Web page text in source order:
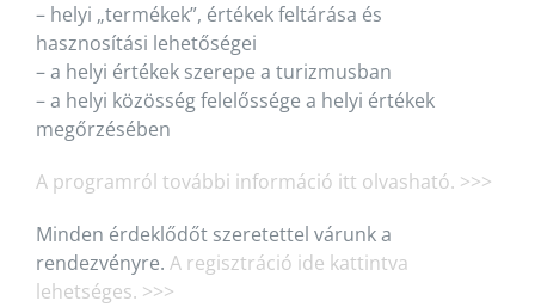
– helyi „termékek”, értékek feltárása és
hasznosítási lehetőségei
– a helyi értékek szerepe a turizmusban
– a helyi közösség felelőssége a helyi értékek
megőrzésében
A programról további információ itt olvasható. >>>
Minden érdeklődőt szeretettel várunk a
rendezvényre. A regisztráció ide kattintva
lehetséges. >>>